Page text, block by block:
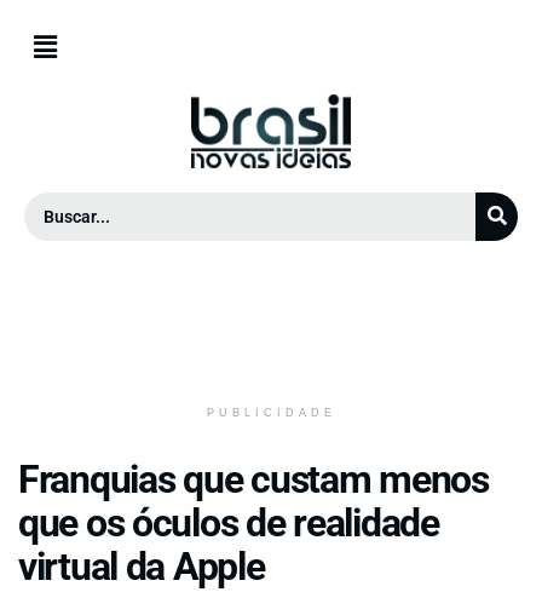
PUBLICIDADE
Franquias que custam menos
que os óculos de realidade
virtual da Apple